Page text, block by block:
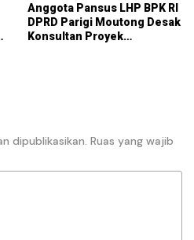
Anggota Pansus LHP BPK RI
DPRD Parigi Moutong Desak
Konsultan Proyek
dipublikasikan. Ruas yang wajib